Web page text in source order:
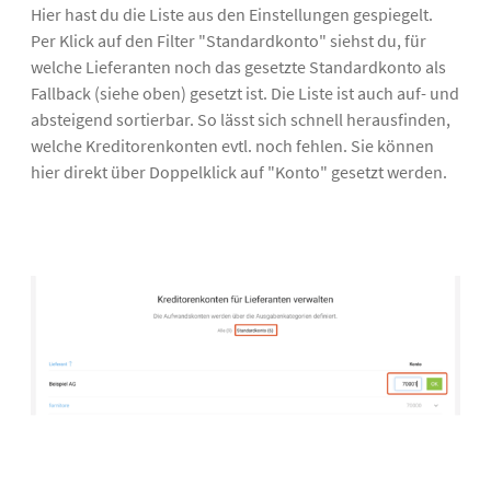
Hier hast du die Liste aus den Einstellungen gespiegelt.
Per Klick auf den Filter "Standardkonto" siehst du, für
welche Lieferanten noch das gesetzte Standardkonto als
Fallback (siehe oben) gesetzt ist. Die Liste ist auch auf- und
absteigend sortierbar. So lässt sich schnell herausfinden,
welche Kreditorenkonten evtl. noch fehlen. Sie können
hier direkt über Doppelklick auf "Konto" gesetzt werden.